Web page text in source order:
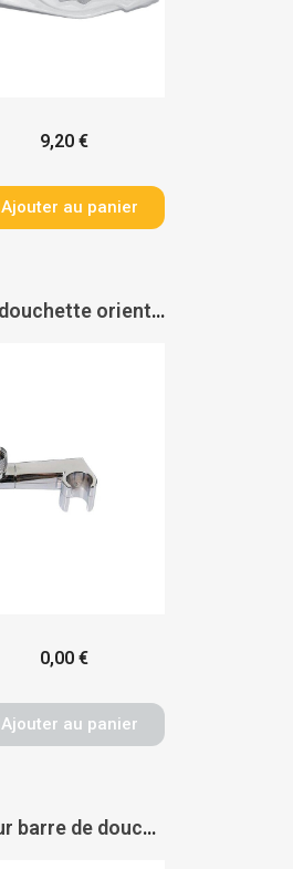
9,20 €
Ajouter au panier
Support de douchette orientable - SOCLA
0,00 €
Ajouter au panier
Curseur pour barre de douche Unica'D 9619000 - HANSGROHE